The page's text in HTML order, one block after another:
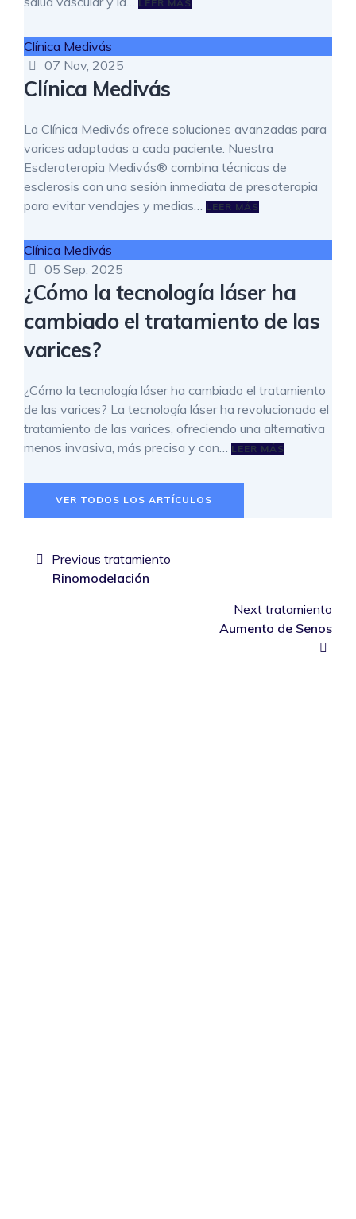
LEER MÁS
Clínica Medivás
07 Nov, 2025
Clínica Medivás
La Clínica Medivás ofrece soluciones avanzadas para
varices adaptadas a cada paciente. Nuestra
Escleroterapia Medivás® combina técnicas de
esclerosis con una sesión inmediata de presoterapia
para evitar vendajes y medias…
LEER MÁS
Clínica Medivás
05 Sep, 2025
¿Cómo la tecnología láser ha
cambiado el tratamiento de las
varices?
¿Cómo la tecnología láser ha cambiado el tratamiento
de las varices? La tecnología láser ha revolucionado el
tratamiento de las varices, ofreciendo una alternativa
menos invasiva, más precisa y con…
LEER MÁS
VER TODOS LOS ARTÍCULOS
de
Previous tratamiento
Rinomodelación
Next tratamiento
Aumento de Senos